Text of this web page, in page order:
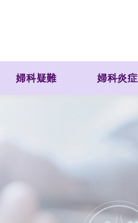
婦科疑難 婦科炎症